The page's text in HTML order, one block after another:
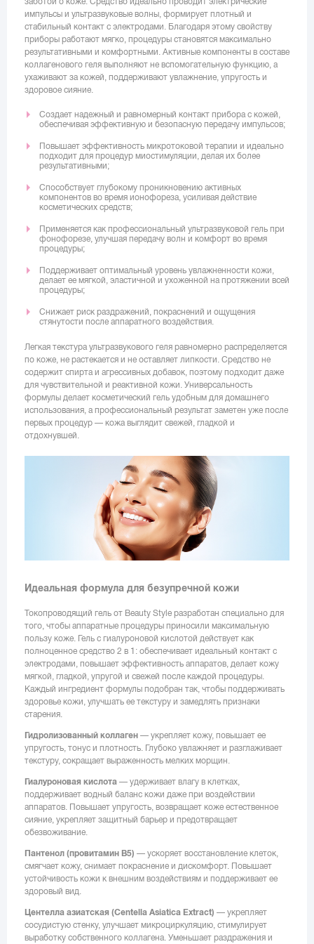
импульсы и ультразвуковые волны, формирует плотный и
стабильный контакт с электродами. Благодаря этому свойству
приборы работают мягко, процедуры становятся максимально
результативными и комфортными. Активные компоненты в составе
коллагенового геля выполняют не вспомогательную функцию, а
ухаживают за кожей, поддерживают увлажнение, упругость и
здоровое сияние.
Создает надежный и равномерный контакт прибора с кожей,
обеспечивая эффективную и безопасную передачу импульсов;
Повышает эффективность микротоковой терапии и идеально
подходит для процедур миостимуляции, делая их более
результативными;
Способствует глубокому проникновению активных
компонентов во время ионофореза, усиливая действие
косметических средств;
Применяется как профессиональный ультразвуковой гель при
фонофорезе, улучшая передачу волн и комфорт во время
процедуры;
Поддерживает оптимальный уровень увлажненности кожи,
делает ее мягкой, эластичной и ухоженной на протяжении всей
процедуры;
Снижает риск раздражений, покраснений и ощущения
стянутости после аппаратного воздействия.
Легкая текстура ультразвукового геля равномерно распределяется
по коже, не растекается и не оставляет липкости. Средство не
содержит спирта и агрессивных добавок, поэтому подходит даже
для чувствительной и реактивной кожи. Универсальность
формулы делает косметический гель удобным для домашнего
использования, а профессиональный результат заметен уже после
первых процедур — кожа выглядит свежей, гладкой и
отдохнувшей.
Идеальная формула для безупречной кожи
Токопроводящий гель от Beauty Style разработан специально для
того, чтобы аппаратные процедуры приносили максимальную
пользу коже. Гель с гиалуроновой кислотой действует как
полноценное средство 2 в 1: обеспечивает идеальный контакт с
электродами, повышает эффективность аппаратов, делает кожу
мягкой, гладкой, упругой и свежей после каждой процедуры.
Каждый ингредиент формулы подобран так, чтобы поддерживать
здоровье кожи, улучшать ее текстуру и замедлять признаки
старения.
Гидролизованный коллаген — укрепляет кожу, повышает ее
упругость, тонус и плотность. Глубоко увлажняет и разглаживает
текстуру, сокращает выраженность мелких морщин.
Гиалуроновая кислота — удерживает влагу в клетках,
поддерживает водный баланс кожи даже при воздействии
аппаратов. Повышает упругость, возвращает коже естественное
сияние, укрепляет защитный барьер и предотвращает
обезвоживание.
Пантенол (провитамин B5) — ускоряет восстановление клеток,
смягчает кожу, снимает покраснение и дискомфорт. Повышает
устойчивость кожи к внешним воздействиям и поддерживает ее
здоровый вид.
Центелла азиатская (Centella Asiatica Extract) — укрепляет
сосудистую стенку, улучшает микроциркуляцию, стимулирует
выработку собственного коллагена. Уменьшает раздражения и